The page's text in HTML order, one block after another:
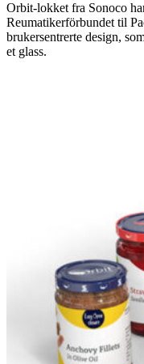
Orbit-lokket fra Sonoco
Reumatikerförbundet til
brukersentrerte design,
et glass.